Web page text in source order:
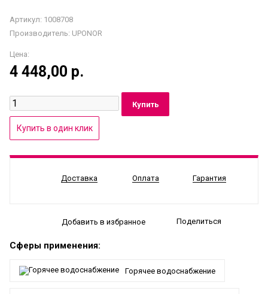
Артикул: 1008708
Производитель: UPONOR
Цена:
4 448,00 р.
Доставка Оплата Гарантия
Добавить в избранное Поделиться
Сферы применения:
Горячее водоснабжение